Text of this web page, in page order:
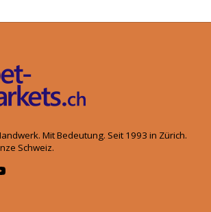
Mit Bedeutung. Seit 1993 in Zürich.
Schweiz.